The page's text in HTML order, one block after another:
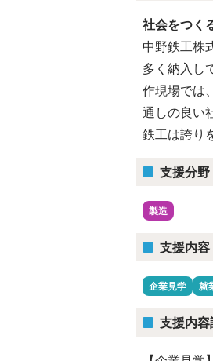
社会をつく
中野鉄工株
多く納入し
作現場では
通しの良い
鉄工は誇り
支援分野
製造
支援内容
企業見学 就
支援内